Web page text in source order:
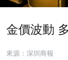
金價波動
來源：深圳商報